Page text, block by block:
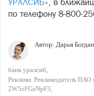
УРАЛСИБ», в
по телефону 8-800-
Автор: Дарья
банк уралсиб
Реклама. Рекламодатель
2W5zFGzNpF3